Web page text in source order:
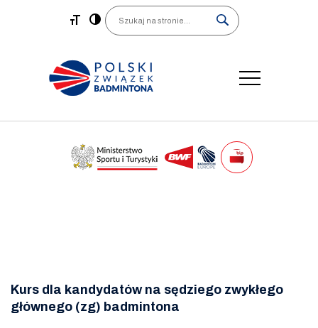
Main Navigation
Search
Kurs dla kandydatów na sędziego zwykłego
głównego (zg) badmintona